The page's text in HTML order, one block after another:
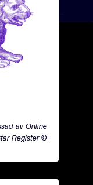
av Online
Register ©